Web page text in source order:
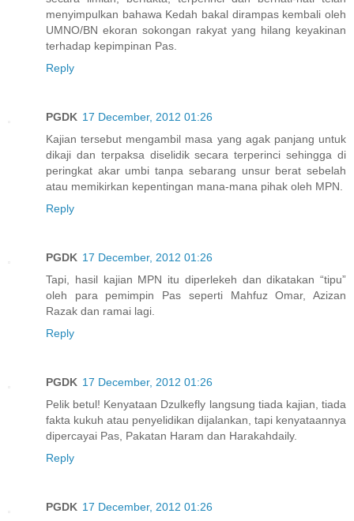
menyimpulkan bahawa Kedah bakal dirampas kembali oleh
UMNO/BN ekoran sokongan rakyat yang hilang keyakinan
terhadap kepimpinan Pas.
Reply
PGDK 17 December, 2012 01:26
Kajian tersebut mengambil masa yang agak panjang untuk
dikaji dan terpaksa diselidik secara terperinci sehingga di
peringkat akar umbi tanpa sebarang unsur berat sebelah
atau memikirkan kepentingan mana-mana pihak oleh MPN.
Reply
PGDK 17 December, 2012 01:26
Tapi, hasil kajian MPN itu diperlekeh dan dikatakan “tipu”
oleh para pemimpin Pas seperti Mahfuz Omar, Azizan
Razak dan ramai lagi.
Reply
PGDK 17 December, 2012 01:26
Pelik betul! Kenyataan Dzulkefly langsung tiada kajian, tiada
fakta kukuh atau penyelidikan dijalankan, tapi kenyataannya
dipercayai Pas, Pakatan Haram dan Harakahdaily.
Reply
PGDK 17 December, 2012 01:26